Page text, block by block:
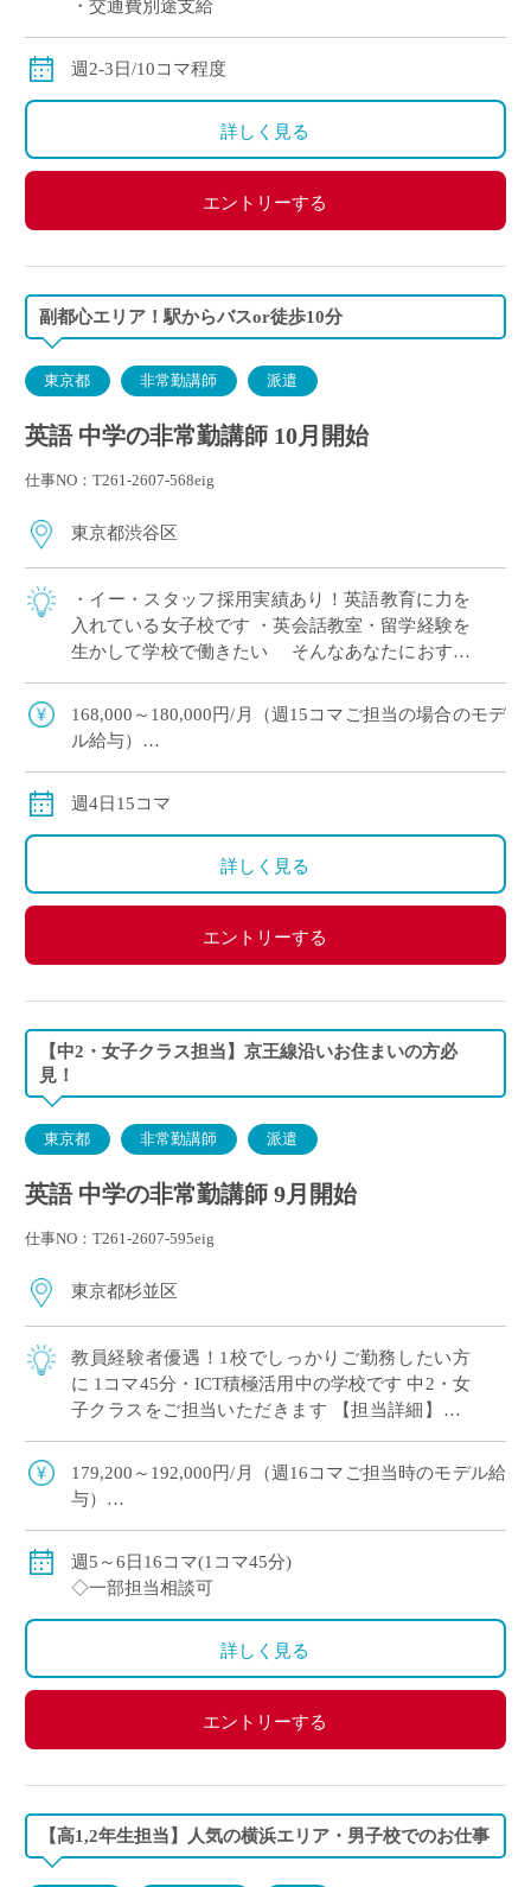
・交通費別途支給
週2-3日/10コマ程度
詳しく見る
エントリーする
副都心エリア！駅からバスor徒歩10分
東京都 非常勤講師 派遣
英語 中学の非常勤講師 10月開始
仕事NO：T261-2607-568eig
東京都渋谷区
・イー・スタッフ採用実績あり！英語教育に力を
入れている女子校です ・英会話教室・留学経験を
生かして学校で働きたい そんなあなたにおすす
168,000～180,000円/月（週15コマご担当の場合のモデ
ル給与）
※交通費別途支給
週4日15コマ
詳しく見る
エントリーする
【中2・女子クラス担当】京王線沿いお住まいの方必
見！
東京都 非常勤講師 派遣
英語 中学の非常勤講師 9月開始
仕事NO：T261-2607-595eig
東京都杉並区
教員経験者優遇！1校でしっかりご勤務したい方
に 1コマ45分・ICT積極活用中の学校です 中2・女
子クラスをご担当いただきます 【担当詳細】中1
179,200～192,000円/月（週16コマご担当時のモデル給
与）
◇交通費別途支給
週5～6日16コマ(1コマ45分)
◇一部担当相談可
詳しく見る
エントリーする
【高1,2年生担当】人気の横浜エリア・男子校でのお仕事